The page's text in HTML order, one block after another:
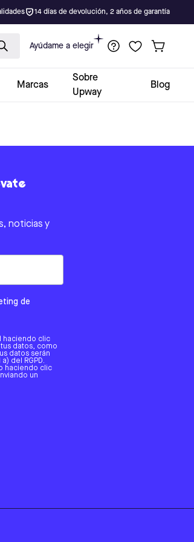
14 días de devolución, 2 años de garantía
Ayúdame a elegir
Marcas
Sobre
Upway
Blog
noticias y
de
haciendo clic
datos, como
datos serán
del RGPD.
haciendo clic
un